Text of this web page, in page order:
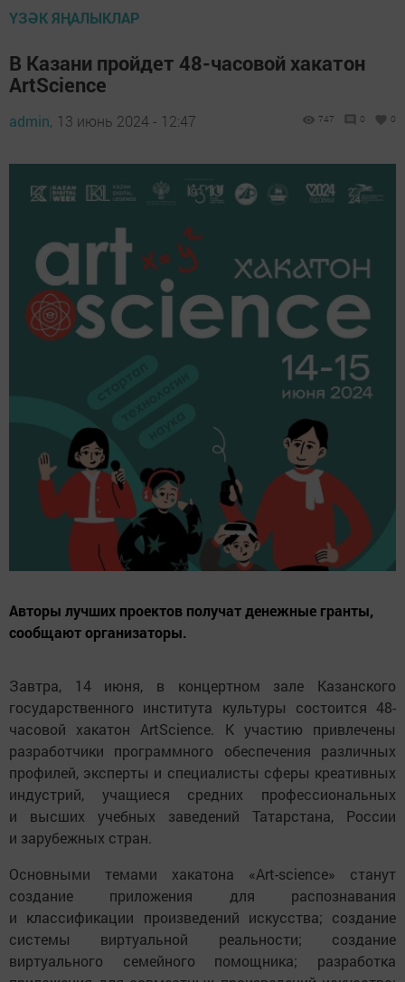
ҮЗӘК ЯҢАЛЫКЛАР
В Казани пройдет 48-часовой хакатон
ArtScience
admin, 13 июнь 2024 - 12:47 747 0 0
Авторы лучших проектов получат денежные гранты,
сообщают организаторы.
Завтра, 14 июня, в концертном зале Казанского
государственного института культуры состоится 48-
часовой хакатон ArtScience. К участию привлечены
разработчики программного обеспечения различных
профилей, эксперты и специалисты сферы креативных
индустрий, учащиеся средних профессиональных
и высших учебных заведений Татарстана, России
и зарубежных стран.
Основными темами хакатона «Art-science» станут
создание приложения для распознавания
и классификации произведений искусства; создание
системы виртуальной реальности; создание
виртуального семейного помощника; разработка